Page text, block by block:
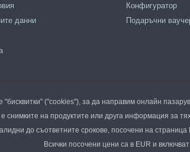
данни
Конфигуратор
Подаръчни
"бисквитки" ("cookies"), за да направим онлайн
снимките на продуктите или друга информация за
до съответните срокове, посочени на
Всички посочени цени са в EUR и